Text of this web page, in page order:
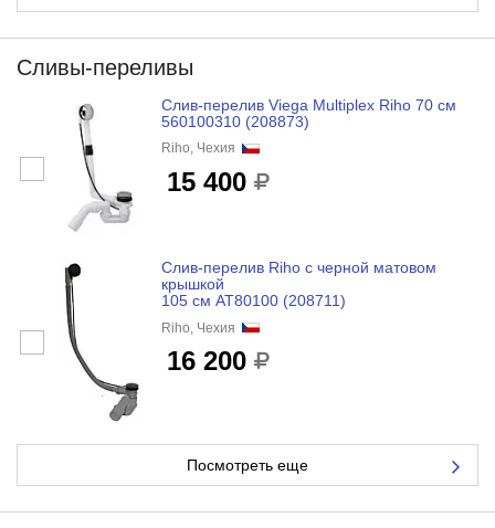
Сливы-переливы
Слив-перелив Viega Multiplex Riho 70 см
560100310 (208873)
Riho, Чехия
15 400
Слив-перелив Riho с черной матовом
крышкой
105 см AT80100 (208711)
Riho, Чехия
16 200
Посмотреть еще